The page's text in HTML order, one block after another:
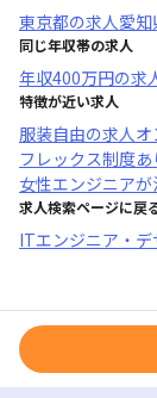
東京都の求人愛知
同じ年収帯の求人
年収400万円の求
特徴が近い求人
服装自由の求人
フレックス制度あ
女性エンジニア
求人検索ページに戻
ITエンジニア・